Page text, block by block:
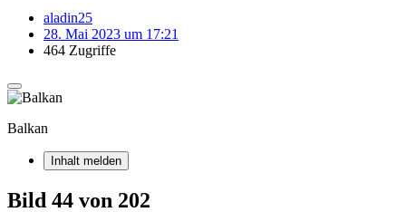
aladin25
28. Mai 2023 um 17:21
464 Zugriffe
Balkan
Inhalt melden
Bild 44 von 202